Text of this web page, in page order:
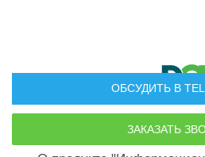
Руководство
ОБСУДИТЬ В